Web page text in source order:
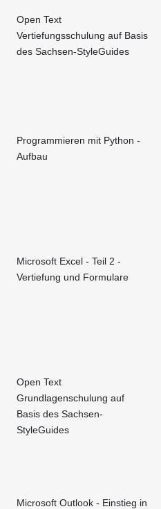
Open Text
Vertiefungsschulung auf Basis
des Sachsen-StyleGuides
Programmieren mit Python -
Aufbau
Microsoft Excel - Teil 2 -
Vertiefung und Formulare
Open Text
Grundlagenschulung auf
Basis des Sachsen-
StyleGuides
Microsoft Outlook - Einstieg in